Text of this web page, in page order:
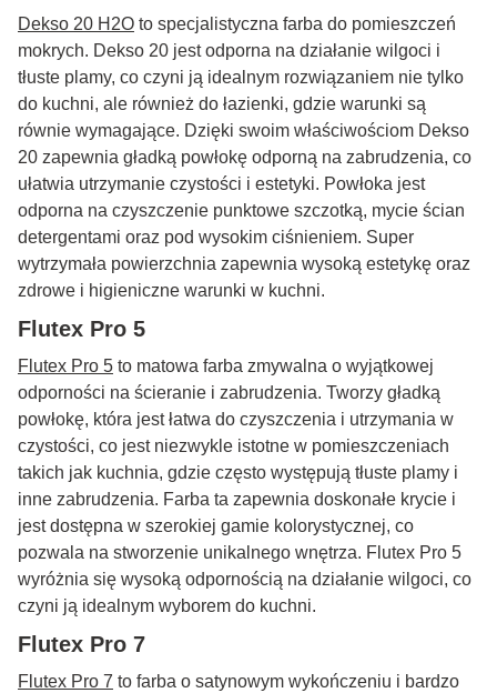
Dekso 20 H2O to specjalistyczna farba do pomieszczeń
mokrych. Dekso 20 jest odporna na działanie wilgoci i
tłuste plamy, co czyni ją idealnym rozwiązaniem nie tylko
do kuchni, ale również do łazienki, gdzie warunki są
równie wymagające. Dzięki swoim właściwościom Dekso
20 zapewnia gładką powłokę odporną na zabrudzenia, co
ułatwia utrzymanie czystości i estetyki. Powłoka jest
odporna na czyszczenie punktowe szczotką, mycie ścian
detergentami oraz pod wysokim ciśnieniem. Super
wytrzymała powierzchnia zapewnia wysoką estetykę oraz
zdrowe i higieniczne warunki w kuchni.
Flutex Pro 5
Flutex Pro 5 to matowa farba zmywalna o wyjątkowej
odporności na ścieranie i zabrudzenia. Tworzy gładką
powłokę, która jest łatwa do czyszczenia i utrzymania w
czystości, co jest niezwykle istotne w pomieszczeniach
takich jak kuchnia, gdzie często występują tłuste plamy i
inne zabrudzenia. Farba ta zapewnia doskonałe krycie i
jest dostępna w szerokiej gamie kolorystycznej, co
pozwala na stworzenie unikalnego wnętrza. Flutex Pro 5
wyróżnia się wysoką odpornością na działanie wilgoci, co
czyni ją idealnym wyborem do kuchni.
Flutex Pro 7
Flutex Pro 7 to farba o satynowym wykończeniu i bardzo